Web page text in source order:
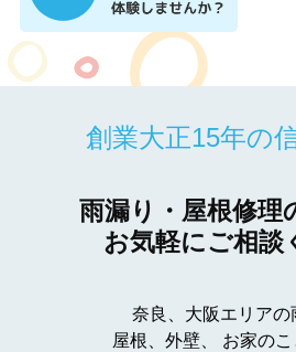
創業大正15年の
雨漏り・屋根修理
お気軽にご相談
奈良、大阪エリアの
屋根、外壁、
お家の